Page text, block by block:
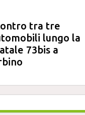
tra tre
lungo la
73bis a